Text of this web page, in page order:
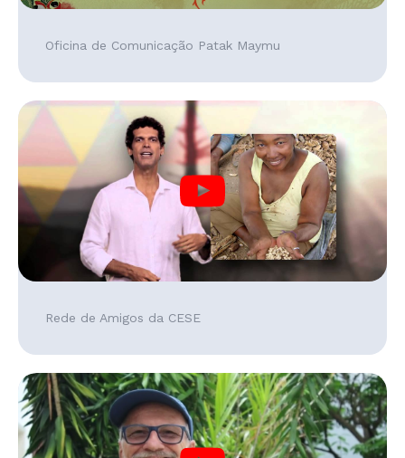
Oficina de Comunicação Patak Maymu
Rede de Amigos da CESE